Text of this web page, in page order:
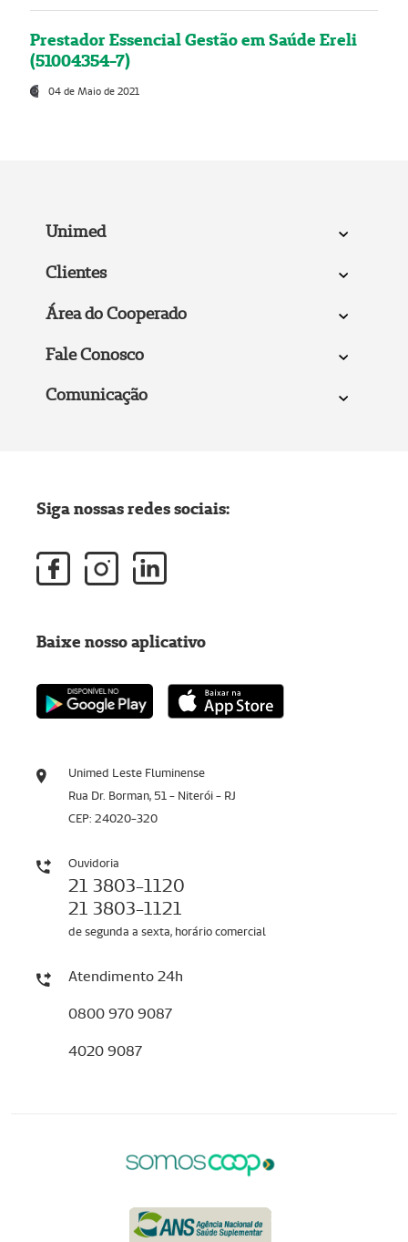
Prestador Essencial Gestão em Saúde Ereli
(51004354-7)
04 de Maio de 2021
Unimed
Clientes
Área do Cooperado
Fale Conosco
Comunicação
Unimed Leste Fluminense
Rua Dr. Borman, 51 - Niterói - RJ
CEP: 24020-320
Ouvidoria
21 3803-1120
21 3803-1121
de segunda a sexta, horário comercial
Atendimento 24h
0800 970 9087
4020 9087
Siga nossas redes sociais:
Baixe nosso aplicativo